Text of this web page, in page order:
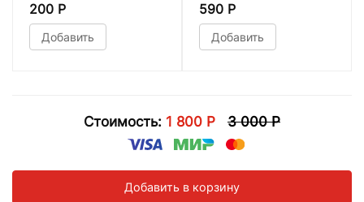
200 Р
Добавить
590 Р
Добавить
Стоимость: 1 800 Р 3 000 Р
Добавить в корзину